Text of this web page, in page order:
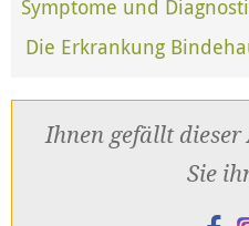
Symptome und
Die Erkrankung
Ihnen gefällt
Sie